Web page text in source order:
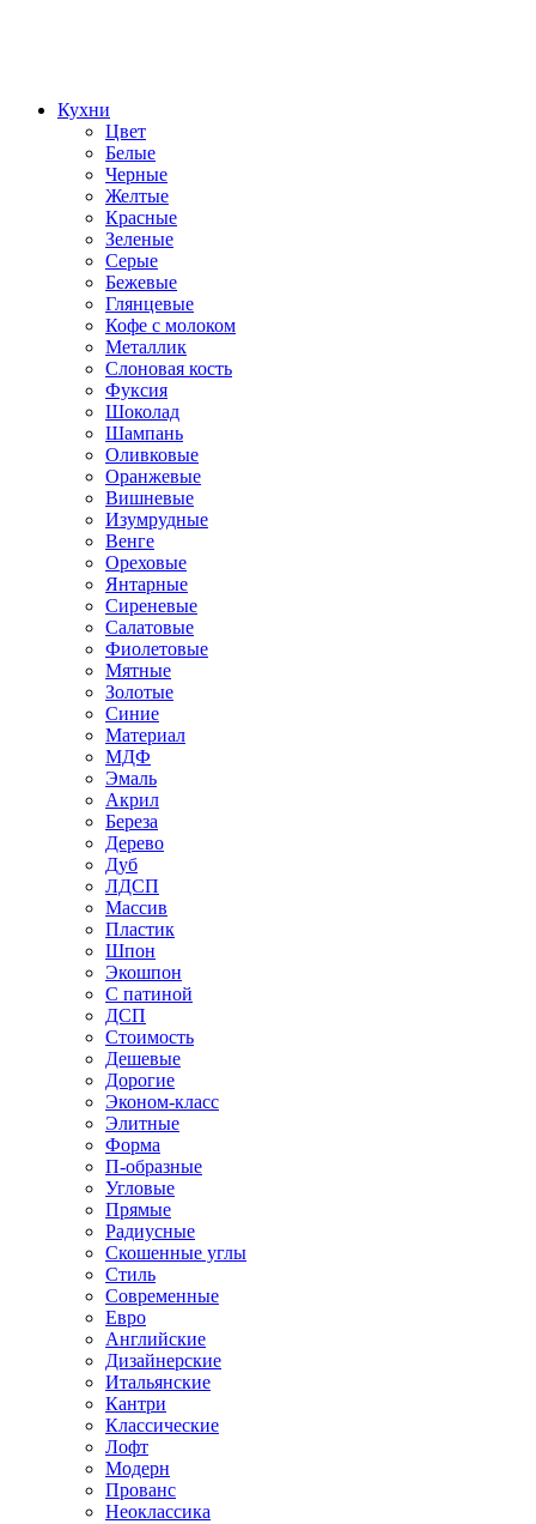
Кухни
Цвет
Белые
Черные
Желтые
Красные
Зеленые
Серые
Бежевые
Глянцевые
Кофе с молоком
Металлик
Слоновая кость
Фуксия
Шоколад
Шампань
Оливковые
Оранжевые
Вишневые
Изумрудные
Венге
Ореховые
Янтарные
Сиреневые
Салатовые
Фиолетовые
Мятные
Золотые
Синие
Материал
МДФ
Эмаль
Акрил
Береза
Дерево
Дуб
ЛДСП
Массив
Пластик
Шпон
Экошпон
С патиной
ДСП
Стоимость
Дешевые
Дорогие
Эконом-класс
Элитные
Форма
П-образные
Угловые
Прямые
Радиусные
Скошенные углы
Стиль
Современные
Евро
Английские
Дизайнерские
Итальянские
Кантри
Классические
Лофт
Модерн
Прованс
Неоклассика